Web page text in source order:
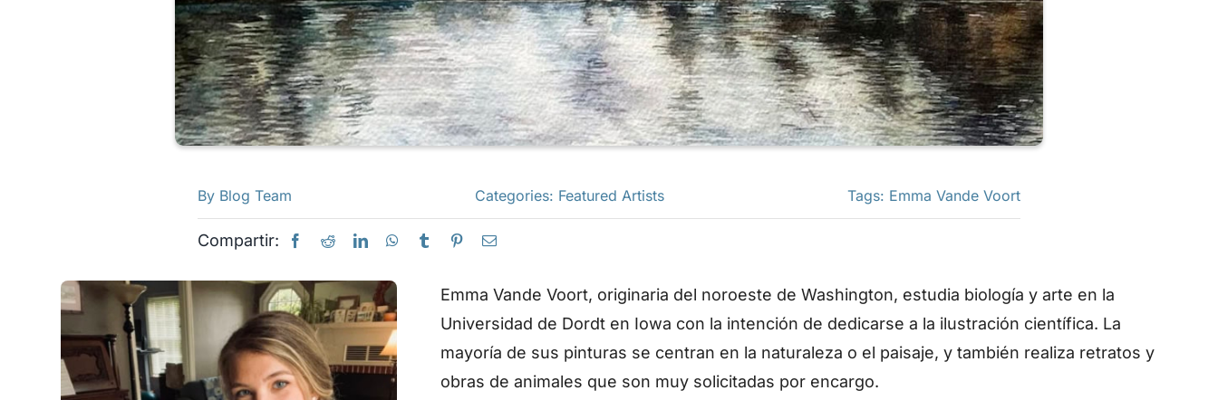
By Blog Team Categories: Featured Artists Tags: Emma Vande Voort
Compartir:
Emma Vande Voort, originaria del noroeste de Washington, estudia biología y arte en la
Universidad de Dordt en Iowa con la intención de dedicarse a la ilustración científica. La
mayoría de sus pinturas se centran en la naturaleza o el paisaje, y también realiza retratos y
obras de animales que son muy solicitadas por encargo.